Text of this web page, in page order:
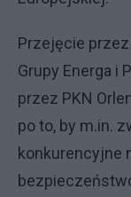
Przejęcie
Grupy Energa i
przez PKN
po to, by m.in.
konkurencyjne